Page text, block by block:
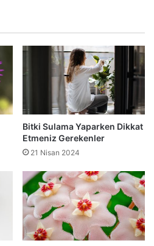
Bitki Sulama Yaparken Dikkat
Etmeniz Gerekenler
21 Nisan 2024